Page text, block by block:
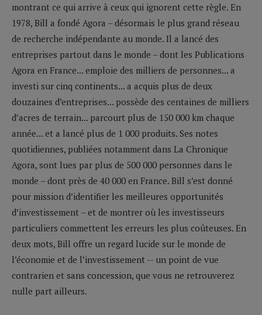
montrant ce qui arrive à ceux qui ignorent cette règle. En
1978, Bill a fondé Agora – désormais le plus grand réseau
de recherche indépendante au monde. Il a lancé des
entreprises partout dans le monde – dont les Publications
Agora en France... emploie des milliers de personnes... a
investi sur cinq continents... a acquis plus de deux
douzaines d’entreprises... possède des centaines de milliers
d’acres de terrain... parcourt plus de 150 000 km chaque
année... et a lancé plus de 1 000 produits. Ses notes
quotidiennes, publiées notamment dans La Chronique
Agora, sont lues par plus de 500 000 personnes dans le
monde – dont près de 40 000 en France. Bill s’est donné
pour mission d’identifier les meilleures opportunités
d’investissement – et de montrer où les investisseurs
particuliers commettent les erreurs les plus coûteuses. En
deux mots, Bill offre un regard lucide sur le monde de
l’économie et de l’investissement -- un point de vue
contrarien et sans concession, que vous ne retrouverez
nulle part ailleurs.